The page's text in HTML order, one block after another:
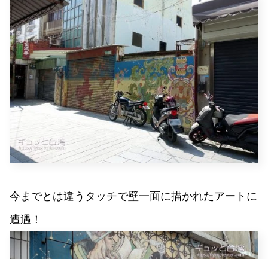
今までとは違うタッチで壁一面に描かれたアートに
遭遇！